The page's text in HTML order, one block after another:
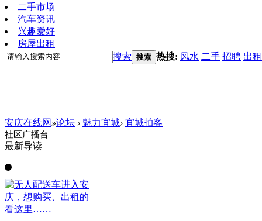
二手市场
汽车资讯
兴趣爱好
房屋出租
搜索 搜索 热搜: 风水 二手 招聘 出租
安庆在线网 »论坛 › 魅力宜城› 宜城拍客
社区广播台
最新导读